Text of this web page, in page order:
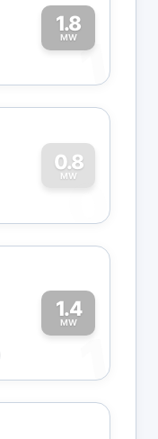
1.8
MW1
0.8
MW
0
1.4
MW
1